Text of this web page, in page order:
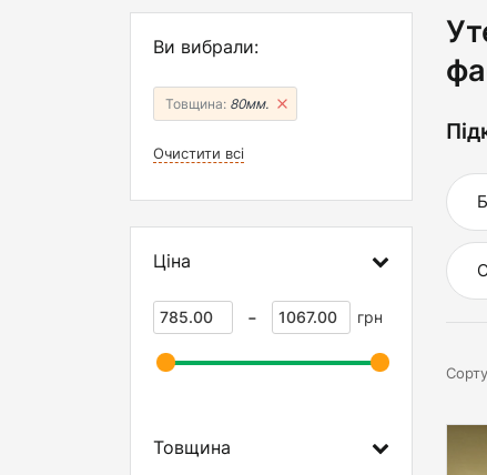
Ви вибрали:
Товщина: 80мм.
Очистити всі
Ціна
- грн
Товщина